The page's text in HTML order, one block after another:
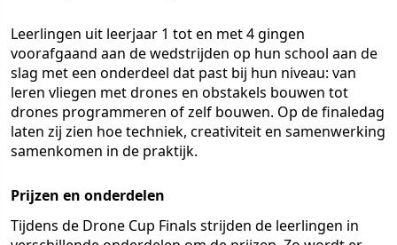
Leerlingen uit leerjaar 1 tot en met 4 gingen
voorafgaand aan de wedstrijden op hun school aan de
slag met een onderdeel dat past bij hun niveau: van
leren vliegen met drones en obstakels bouwen tot
drones programmeren of zelf bouwen. Op de finaledag
laten zij zien hoe techniek, creativiteit en samenwerking
samenkomen in de praktijk.
Prijzen en onderdelen
Tijdens de Drone Cup Finals strijden de leerlingen in